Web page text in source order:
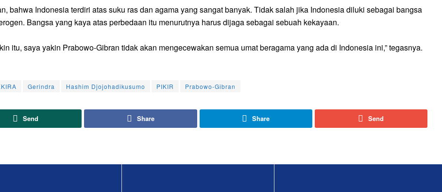
bahwa Indonesia terdiri atas suku ras dan agama yang sangat banyak. Tidak salah jika Indonesia diluki sebagai bangsa
Bangsa yang kaya atas perbedaan itu menurutnya harus dijaga sebagai sebuah kekayaan.
itu, saya yakin Prabowo-Gibran tidak akan mengecewakan semua umat beragama yang ada di Indonesia ini,” tegasnya.
Gerindra Hashim Djojohadikusumo PIKIR Prabowo-Gibran
Send Share Share Send